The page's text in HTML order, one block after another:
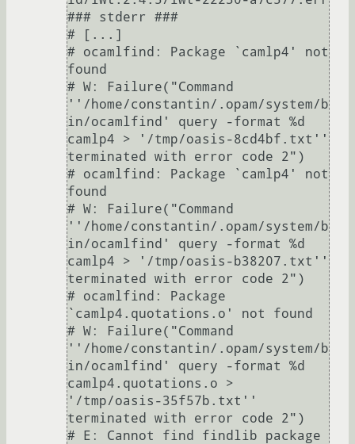
### stderr ###
# [...]
# ocamlfind: Package `camlp4' not
found
# W: Failure("Command
''/home/constantin/.opam/system/b
in/ocamlfind' query -format %d
camlp4 > '/tmp/oasis-8cd4bf.txt''
terminated with error code 2")
# ocamlfind: Package `camlp4' not
found
# W: Failure("Command
''/home/constantin/.opam/system/b
in/ocamlfind' query -format %d
camlp4 > '/tmp/oasis-b38207.txt''
terminated with error code 2")
# ocamlfind: Package
`camlp4.quotations.o' not found
# W: Failure("Command
''/home/constantin/.opam/system/b
in/ocamlfind' query -format %d
camlp4.quotations.o >
'/tmp/oasis-35f57b.txt''
terminated with error code 2")
# E: Cannot find findlib package